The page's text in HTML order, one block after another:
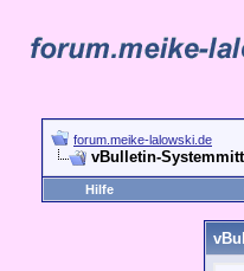
forum.meike-lalowski.de
vBulletin-
Hilfe